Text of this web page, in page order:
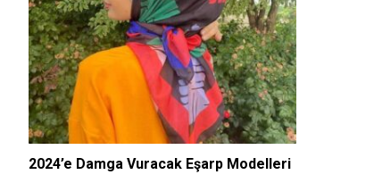
2024’e Damga Vuracak Eşarp Modelleri